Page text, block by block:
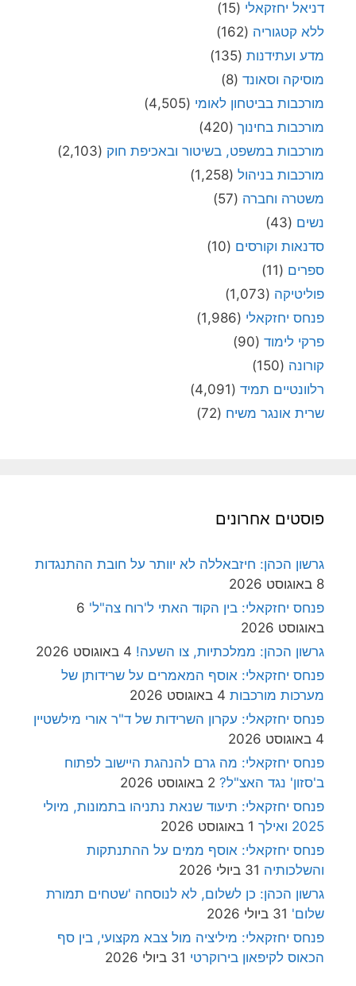
דניאל יחזקאלי (15)
ללא קטגוריה (162)
מדע ועתידנות (135)
מוסיקה וסאונד (8)
מורכבות בביטחון לאומי (4,505)
מורכבות בחינוך (420)
מורכבות במשפט, בשיטור ובאכיפת חוק (2,103)
מורכבות בניהול (1,258)
משטרה וחברה (57)
נשים (43)
סדנאות וקורסים (10)
ספרים (11)
פוליטיקה (1,073)
פנחס יחזקאלי (1,986)
פרקי לימוד (90)
קורונה (150)
רלוונטיים תמיד (4,091)
שרית אונגר משיח (72)
פוסטים אחרונים
גרשון הכהן: חיזבאללה לא יוותר על חובת ההתנגדות
8 באוגוסט 2026
פנחס יחזקאלי: בין הקוד האתי ל'רוח צה"ל' 6
באוגוסט 2026
גרשון הכהן: ממלכתיות, צו השעה! 4 באוגוסט 2026
פנחס יחזקאלי: אוסף המאמרים על שרידותן של
מערכות מורכבות 4 באוגוסט 2026
פנחס יחזקאלי: עקרון השרידות של ד"ר אורי מילשטיין
4 באוגוסט 2026
פנחס יחזקאלי: מה גרם להנהגת היישוב לפתוח
ב'סזון' נגד האצ"ל? 2 באוגוסט 2026
פנחס יחזקאלי: תיעוד שנאת נתניהו בתמונות, מיולי
2025 ואילך
1 באוגוסט 2026
פנחס יחזקאלי: אוסף ממים על ההתנתקות
והשלכותיה 31 ביולי 2026
גרשון הכהן: כן לשלום, לא לנוסחה 'שטחים תמורת
שלום' 31 ביולי 2026
פנחס יחזקאלי: מיליציה מול צבא מקצועי, בין סף
הכאוס לקיפאון בירוקרטי 31 ביולי 2026